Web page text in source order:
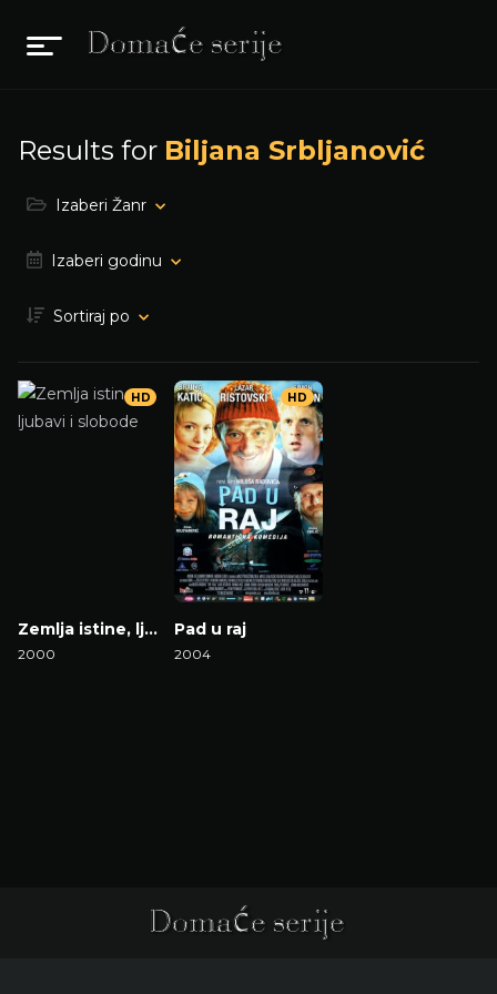
Results for Biljana Srbljanović
Izaberi Žanr
Izaberi godinu
Sortiraj po
Zemlja istine, ljubavi i slobode
2000
HD
Pad u raj
2004
HD